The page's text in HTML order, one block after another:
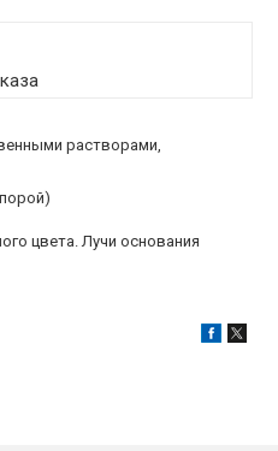
растворами,
цвета. Лучи основания